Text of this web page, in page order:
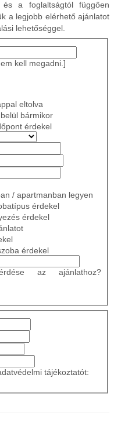
a foglaltságtól függően
a legjobb elérhető ajánlatot
lehetőséggel.
kell megadni.]
eltolva
bármikor
érdekel
/ apartmanban legyen
érdekel
érdekel
érdekel
az ajánlathoz?
tájékoztatót: